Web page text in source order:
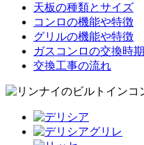
天板の種類とサイズ
コンロの機能や特徴
グリルの機能や特徴
ガスコンロの交換時期
交換工事の流れ